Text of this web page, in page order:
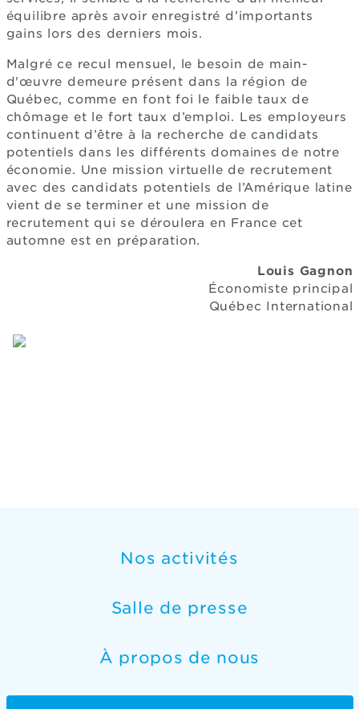
équilibre après avoir enregistré d’importants
gains lors des derniers mois.
Malgré ce recul mensuel, le besoin de main-
d'œuvre demeure présent dans la région de
Québec, comme en font foi le faible taux de
chômage et le fort taux d’emploi. Les employeurs
continuent d’être à la recherche de candidats
potentiels dans les différents domaines de notre
économie. Une mission virtuelle de recrutement
avec des candidats potentiels de l’Amérique latine
vient de se terminer et une mission de
recrutement qui se déroulera en France cet
automne est en préparation.
Louis Gagnon
Économiste principal
Québec International
Nos activités
Salle de presse
À propos de nous